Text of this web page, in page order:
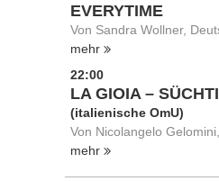
EVERYTIME
Von Sandra Wollner,
mehr
22:00
LA GIOIA –
(italienische OmU)
Von Nicolangelo
mehr